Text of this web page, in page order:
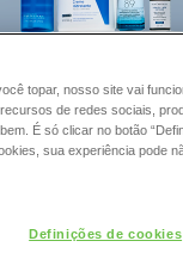
DERMACLUB
o rosto
topar, nosso site vai
de redes sociais,
É só clicar no botão
sua experiência pode
Definições de cookies